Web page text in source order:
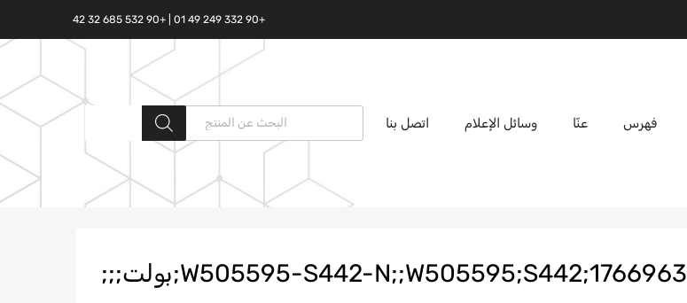
+90 332 249 49 01 | +90 532 685 32 42
فهرس عنّا وسائل الإعلام اتصل بنا
البحث المنتجات
W505595-S442-N;;W505595;S442;1766963;بولت;;;